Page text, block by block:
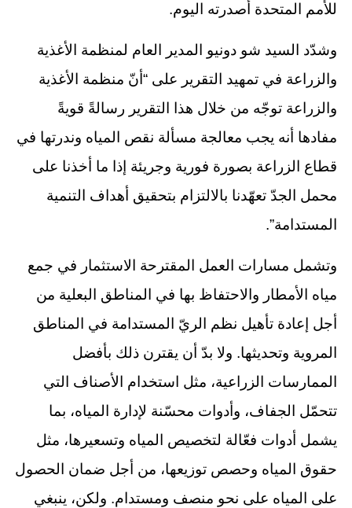
للأمم المتحدة أصدرته اليوم.
وشدّد السيد شو دونيو المدير العام لمنظمة الأغذية
والزراعة في تمهيد التقرير على “أنّ منظمة الأغذية
والزراعة توجّه من خلال هذا التقرير رسالةً قويةً
مفادها أنه يجب معالجة مسألة نقص المياه وندرتها في
قطاع الزراعة بصورة فورية وجريئة إذا ما أخذنا على
محمل الجدّ تعهّدنا بالالتزام بتحقيق أهداف التنمية
المستدامة”.
وتشمل مسارات العمل المقترحة الاستثمار في جمع
مياه الأمطار والاحتفاظ بها في المناطق البعلية من
أجل إعادة تأهيل نظم الريّ المستدامة في المناطق
المروية وتحديثها. ولا بدّ أن يقترن ذلك بأفضل
الممارسات الزراعية، مثل استخدام الأصناف التي
تتحمّل الجفاف، وأدوات محسّنة لإدارة المياه، بما
يشمل أدوات فعّالة لتخصيص المياه وتسعيرها، مثل
حقوق المياه وحصص توزيعها، من أجل ضمان الحصول
على المياه على نحو منصف ومستدام. ولكن، ينبغي